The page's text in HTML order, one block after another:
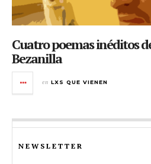
Cuatro poemas inéditos
Bezanilla
en LXS QUE VIENEN
NEWSLETTER